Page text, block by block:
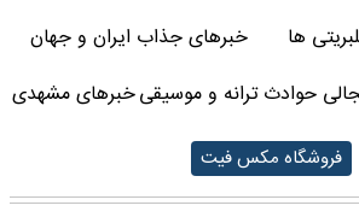
ها
خبرهای جذاب ایران و جهان
حوادثترانه و موسیقیخبرهای مشهدی
فروشگاه مکس فیت